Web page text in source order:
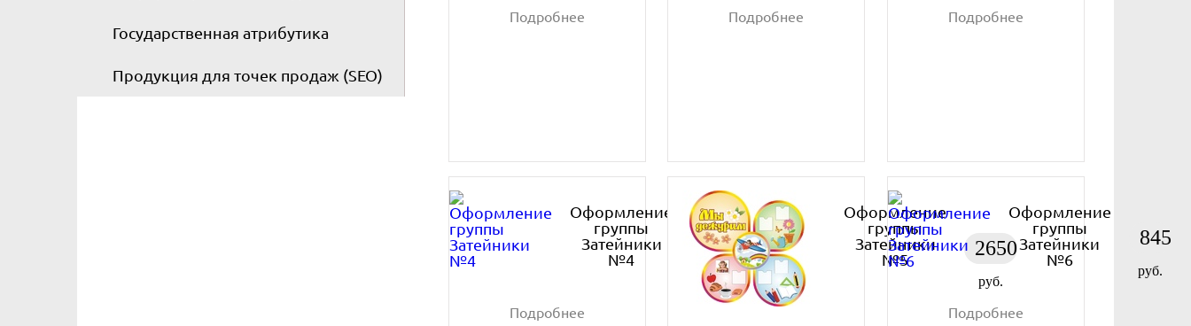
Государственная атрибутика
Продукция для точек продаж (SEO)
Подробнее Подробнее Подробнее
Оформление
группы
Затейники
№4
4575
руб.
Подробнее
Оформление
группы
Затейники
№5
2650
руб.
Оформление
группы
Затейники
№6
845
руб.
Подробнее